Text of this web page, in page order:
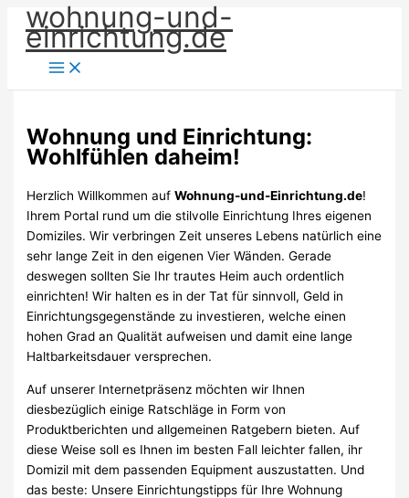
Zum
Inhalt
springen
wohnung-und-
einrichtung.de
Wohnung und Einrichtung:
Wohlfühlen daheim!
Herzlich Willkommen aufWohnung-und-Einrichtung.de!
Ihrem Portal rund um die stilvolle Einrichtung Ihres eigenen
Domiziles. Wir verbringen Zeit unseres Lebens natürlich eine
sehr lange Zeit in den eigenen Vier Wänden. Gerade
deswegen sollten Sie Ihr trautes Heim auch ordentlich
einrichten! Wir halten es in der Tat für sinnvoll, Geld in
Einrichtungsgegenstände zu investieren, welche einen
hohen Grad an Qualität aufweisen und damit eine lange
Haltbarkeitsdauer versprechen.
Auf unserer Internetpräsenz möchten wir Ihnen
diesbezüglich einige Ratschläge in Form von
Produktberichten und allgemeinen Ratgebern bieten. Auf
diese Weise soll es Ihnen im besten Fall leichter fallen, ihr
Domizil mit dem passenden Equipment auszustatten. Und
das beste: Unsere Einrichtungstipps für Ihre Wohnung